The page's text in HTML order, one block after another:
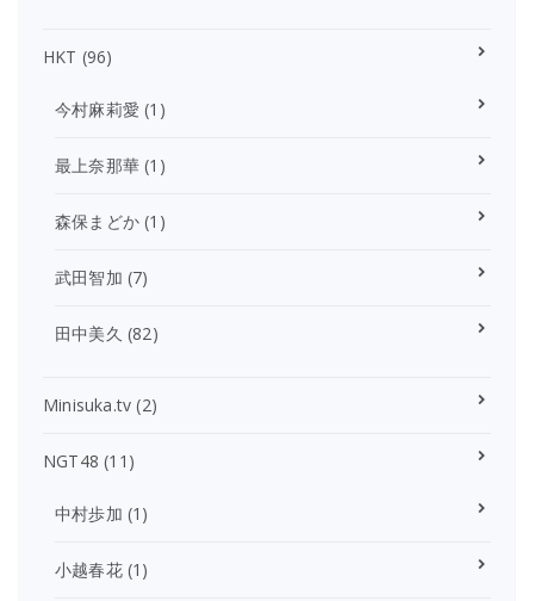
HKT (96)
今村麻莉愛 (1)
最上奈那華 (1)
森保まどか (1)
武田智加 (7)
田中美久 (82)
Minisuka.tv (2)
NGT48 (11)
中村歩加 (1)
小越春花(1)